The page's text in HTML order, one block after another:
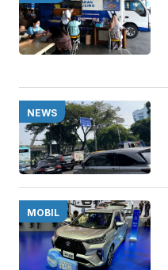
NEWS
MOBIL